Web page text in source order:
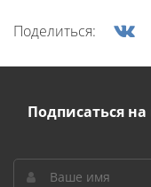
Поделиться:
Подписаться